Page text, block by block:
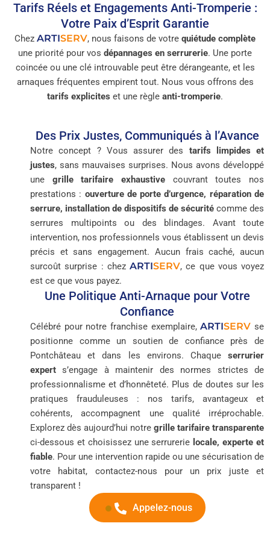
Tarifs Réels et Engagements Anti-Tromperie :
Votre Paix d’Esprit Garantie
Chez ARTISERV, nous faisons de votre quiétude complète
une priorité pour vos dépannages en serrurerie. Une porte
coincée ou une clé introuvable peut être dérangeante, et les
arnaques fréquentes empirent tout. Nous vous offrons des
tarifs explicites et une règle anti-tromperie.
Des Prix Justes, Communiqués à l’Avance
Notre concept ? Vous assurer des tarifs limpides et
justes, sans mauvaises surprises. Nous avons développé
une grille tarifaire exhaustive couvrant toutes nos
prestations : ouverture de porte d’urgence, réparation de
serrure, installation de dispositifs de sécurité comme des
serrures multipoints ou des blindages. Avant toute
intervention, nos professionnels vous établissent un devis
précis et sans engagement. Aucun frais caché, aucun
surcoût surprise : chez ARTISERV, ce que vous voyez
est ce que vous payez.
Une Politique Anti-Arnaque pour Votre
Confiance
Célébré pour notre franchise exemplaire,ARTISERV se
positionne comme un soutien de confiance près de
Pontchâteau et dans les environs. Chaque serrurier
expert s’engage à maintenir des normes strictes de
professionnalisme et d’honnêteté. Plus de doutes sur les
pratiques frauduleuses : nos tarifs, avantageux et
cohérents, accompagnent une qualité irréprochable.
Explorez dès aujourd’hui notre grille tarifaire transparente
ci-dessous et choisissez une serrurerie locale, experte et
fiable. Pour une intervention rapide ou une sécurisation de
votre habitat, contactez-nous pour un prix juste et
transparent !
Appelez-nous